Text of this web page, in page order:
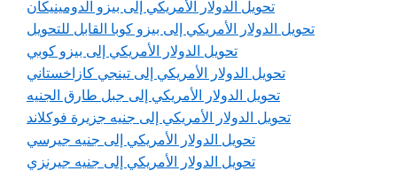
تحويل الدولار الأمريكي إلى بيزو الدومينيكان
تحويل الدولار الأمريكي إلى بيزو كوبا القابل للتحويل
تحويل الدولار الأمريكي إلى بيزو كوبي
تحويل الدولار الأمريكي إلى تينجي كازاخستاني
تحويل الدولار الأمريكي إلى جبل طارق الجنيه
تحويل الدولار الأمريكي إلى جنيه جزيرة فوكلاند
تحويل الدولار الأمريكي إلى جنيه جيرسي
تحويل الدولار الأمريكي إلى جنيه جيرنزي